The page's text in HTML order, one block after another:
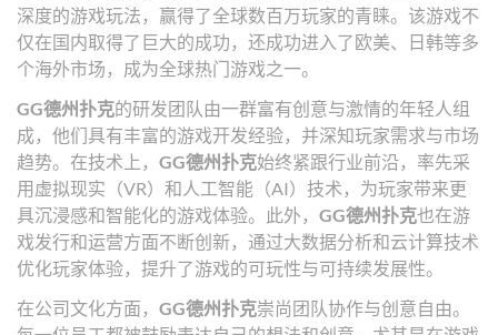
深度的游戏玩法，赢得了全球数百万玩家的青睐。该游戏不
仅在国内取得了巨大的成功，还成功进入了欧美、日韩等多
个海外市场，成为全球热门游戏之一。
GG德州扑克的研发团队由一群富有创意与激情的年轻人组
成，他们具有丰富的游戏开发经验，并深知玩家需求与市场
趋势。在技术上， GG德州扑克始终紧跟行业前沿，率先采
用虚拟现实（VR）和人工智能（AI）技术，为玩家带来更
具沉浸感和智能化的游戏体验。此外， GG德州扑克也在游
戏发行和运营方面不断创新，通过大数据分析和云计算技术
优化玩家体验，提升了游戏的可玩性与可持续发展性。
在公司文化方面， GG德州扑克崇尚团队协作与创意自由。